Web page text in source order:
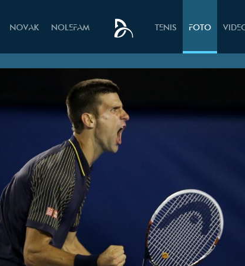
NOVAK NOLEFAM TENIS FOTO